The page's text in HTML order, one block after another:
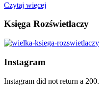
Czytaj więcej
Księga Rozświetlaczy
Instagram
Instagram did not return a 200.